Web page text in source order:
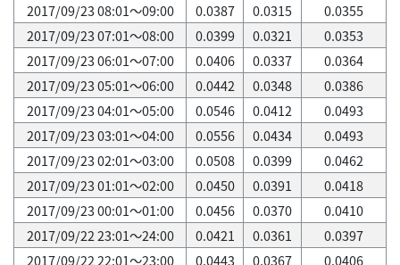
2017/09/23 08:01～09:00
0.0387 0.0315
0.0355
2017/09/23 07:01～08:00
0.0399 0.0321
0.0353
2017/09/23 06:01～07:00
0.0406 0.0337
0.0364
2017/09/23 05:01～06:00
0.0442 0.0348
0.0386
2017/09/23 04:01～05:00
0.0546 0.0412
0.0493
2017/09/23 03:01～04:00
0.0556 0.0434
0.0493
2017/09/23 02:01～03:00
0.0508 0.0399
0.0462
2017/09/23 01:01～02:00
0.0450 0.0391
0.0418
2017/09/23 00:01～01:00
0.0456 0.0370
0.0410
2017/09/22 23:01～24:00
0.0421 0.0361
0.0397
2017/09/22 22:01～23:00
0.0443 0.0367
0.0406